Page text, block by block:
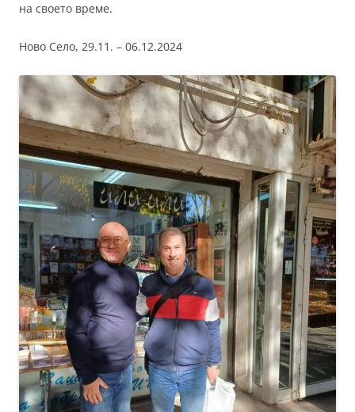
на своето време.
Ново Село, 29.11. – 06.12.2024